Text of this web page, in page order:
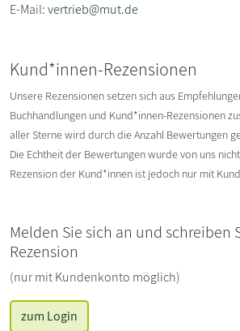
E-Mail:vertrieb@mut.de
Kund*innen-Rezensionen
Unsere Rezensionen setzen sich aus
Buchhandlungen und Kund*innen-Rezensionen
aller Sterne wird durch die Anzahl Bewertungen
Die Echtheit der Bewertungen wurde von uns
Rezension der Kund*innen ist jedoch nur mit
Melden Sie sich an und schreiben
Rezension
(nur mit Kundenkonto möglich)
zum Login